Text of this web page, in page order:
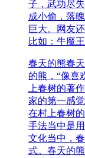
子，武功尽
成小偷，落
巨大。网友
比如：牛魔
春天的熊春
的熊，“像喜
上春树的著
家的第一感
在村上春树
手法当中是
文化当中，
式。春天的